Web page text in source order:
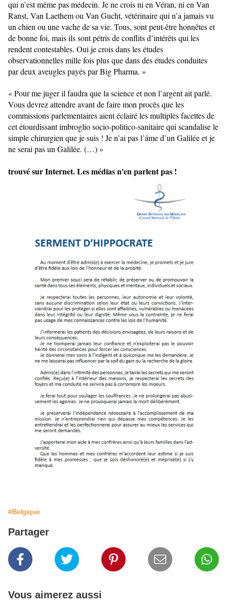
qui n’est même pas médecin. Je ne crois ni en Véran, ni en Van
Ranst, Van Laethem ou Van Gucht, vétérinaire qui n’a jamais vu
un chien ou une vache de sa vie. Tous, sont peut-être honnêtes et
de bonne foi, mais ils sont pétris de conflits d’intérêts qui les
rendent contestables. Oui je crois dans les études
observationnelles mille fois plus que dans des études conduites
par deux aveugles payés par Big Pharma. »
« Pour me juger il faudra que la science et non l’argent ait parlé.
Vous devrez attendre avant de faire mon procès que les
commissions parlementaires aient éclairé les multiples facettes de
cet étourdissant imbroglio socio-politico-sanitaire qui scandalise le
simple chirurgien que je suis ! Je n’ai pas l’âme d’un Galilée et je
ne serai pas un Galilée. (…) »
trouvé sur Internet. Les médias n'en parlent pas !
#Belgique
Partager
Vous aimerez aussi